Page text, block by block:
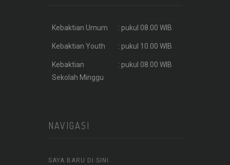
Kebaktian Umum : pukul 08.00 WIB
Kebaktian Youth : pukul 10.00 WIB
Kebaktian
Sekolah Minggu
: pukul 08.00 WIB
NAVIGASI
SAYA BARU DI SINI